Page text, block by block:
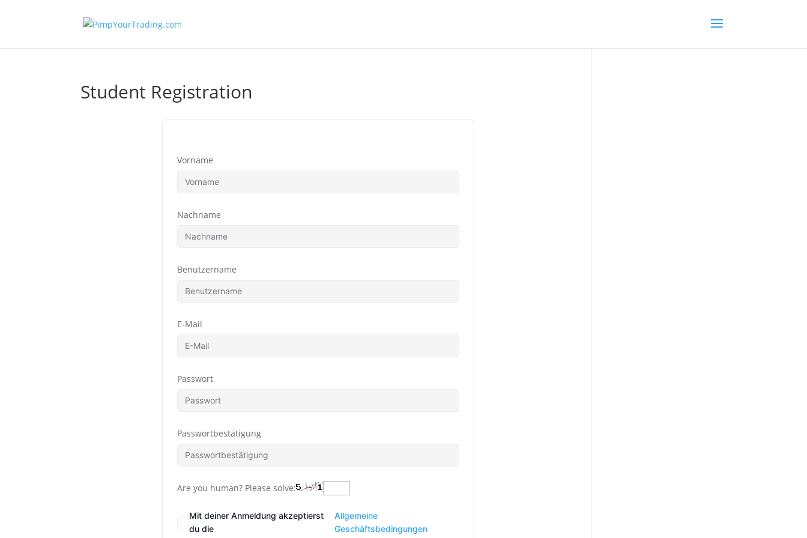
Student Registration
Vorname
Nachname
Benutzername
E-Mail
Passwort
Passwortbestätigung
Are you human? Please solve:
Mit deiner Anmeldung akzeptierst
du die
Allgemeine
Geschäftsbedingungen